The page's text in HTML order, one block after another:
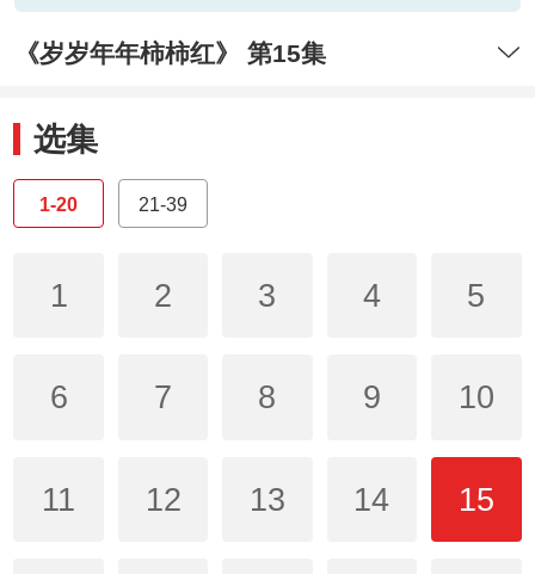
《岁岁年年柿柿红》 第15集
选集
1-20 21-39
1 2 3 4 5
6 7 8 9 10
11 12 13 14 15